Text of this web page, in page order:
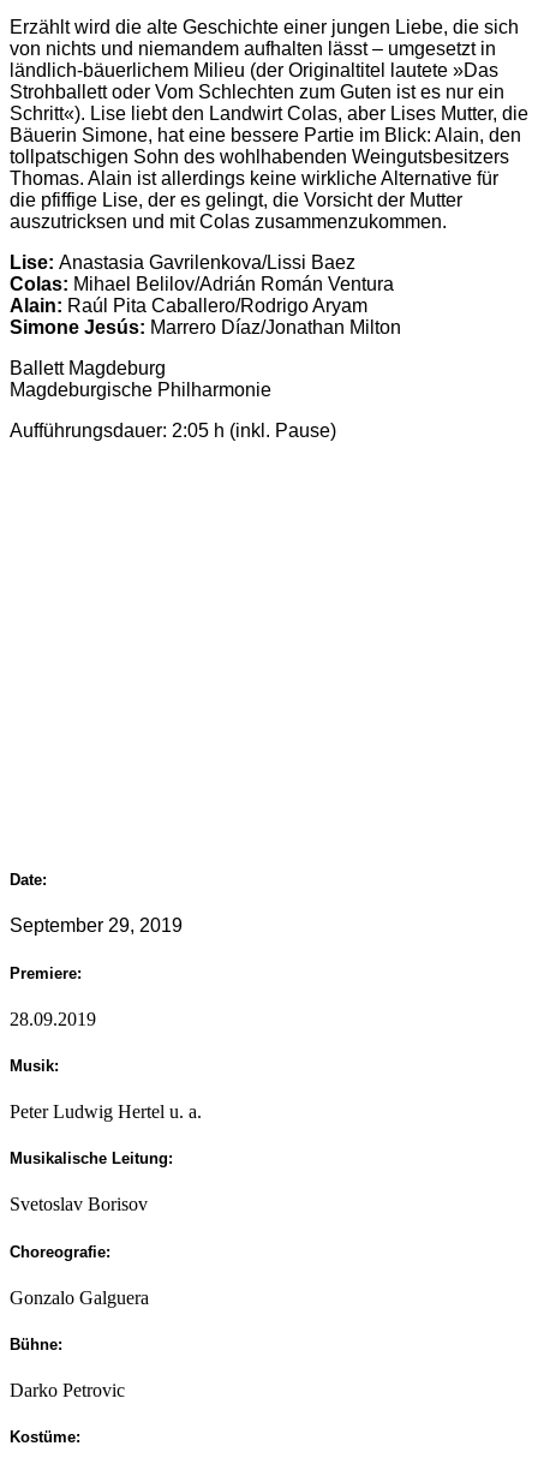
Erzählt wird die alte Geschichte einer jungen Liebe, die sich
von nichts und niemandem aufhalten lässt – umgesetzt in
ländlich-bäuerlichem Milieu (der Originaltitel lautete »Das
Strohballett oder Vom Schlechten zum Guten ist es nur ein
Schritt«). Lise liebt den Landwirt Colas, aber Lises Mutter, die
Bäuerin Simone, hat eine bessere Partie im Blick: Alain, den
tollpatschigen Sohn des wohlhabenden Weingutsbesitzers
Thomas. Alain ist allerdings keine wirkliche Alternative für
die pfiffige Lise, der es gelingt, die Vorsicht der Mutter
auszutricksen und mit Colas zusammenzukommen.
Lise: Anastasia Gavrilenkova/Lissi Baez
Colas: Mihael Belilov/Adrián Román Ventura
Alain: Raúl Pita Caballero/Rodrigo Aryam
Simone Jesús: Marrero Díaz/Jonathan Milton
Ballett Magdeburg
Magdeburgische Philharmonie
Aufführungsdauer: 2:05 h (inkl. Pause)
Date:
September 29, 2019
Premiere:
28.09.2019
Musik:
Peter Ludwig Hertel u. a.
Musikalische Leitung:
Svetoslav Borisov
Choreografie:
Gonzalo Galguera
Bühne:
Darko Petrovic
Kostüme: